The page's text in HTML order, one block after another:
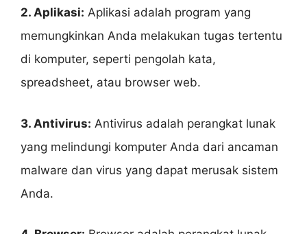
2. Aplikasi: Aplikasi adalah program yang
memungkinkan Anda melakukan tugas tertentu
di komputer, seperti pengolah kata,
spreadsheet, atau browser web.
3. Antivirus: Antivirus adalah perangkat lunak
yang melindungi komputer Anda dari ancaman
malware dan virus yang dapat merusak sistem
Anda.